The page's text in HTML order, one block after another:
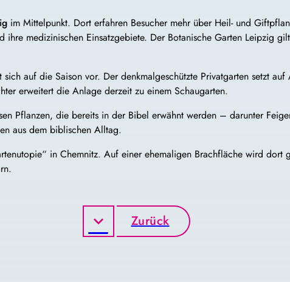
im Mittelpunkt. Dort erfahren Besucher mehr über Heil- und
medizinischen Einsatzgebiete. Der Botanische Garten Leipzig
auf die Saison vor. Der denkmalgeschützte Privatgarten setzt
erweitert die Anlage derzeit zu einem Schaugarten.
Pflanzen, die bereits in der Bibel erwähnt werden – darunter
aus dem biblischen Alltag.
in Chemnitz. Auf einer ehemaligen Brachfläche wird dort
Zurück